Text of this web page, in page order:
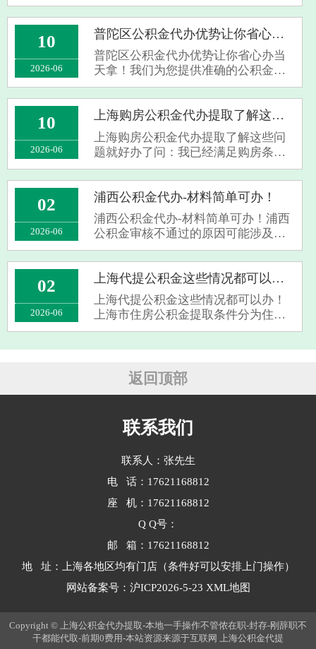
解决与公积金代办相关的问题；提供
公积金代办咨询、申请、代办、注销
等服务；提供公积金申请、还款等咨
询服务；提供公积金转移、封存、销
户等服务。···
10
2026-06
普陀区公积金代办优势让你省心办当天拿！
普陀区公积金代办优势让你省心办当
天拿！我们为您提供准确的公积金代
取管理规定信息，包括政策解读、申
请指南、常见问题解答等。同时，我
们还提供以下服务优势：我们致力于
为用户提供简单易懂的信息和解答，
帮助用户···
10
2026-06
上海购房公积金代办提取了解这些问题就好办了
上海购房公积金代办提取了解这些问
题就好办了问：我已经满足购房条
件，可以代取公积金吗？答：是的，
如果您购买了第一套住房，您可以按
照规定代取公积金。问：我已经退休
了，可以提取公积金吗？答：可以，
退休后可以···
02
2026-06
浦西公积金代办-材料简单可办！
浦西公积金代办-材料简单可办！浦西
公积金审核不通过的原因可能涉及申
请或提取业务：浦西公积金审核不通
过的主要原因‌：‌家庭在范围内已使用
两次及以上公积金，或存在未结清的
公积金。‌家庭在浦西市行政区域内已
有···
02
2026-06
上海代提公积金这些情况都可以办！
上海代提公积金这些情况都可以办！
上海市住房公积金提取条件分为住房
消费类，住房消费类提取条件（需用
用住房或使用但申请支付首付款。‌‌房
屋需在···
返回顶部
联系我们
联系人：张先生
电 话：17621168812
座 机：17621168812
Q Q号：
邮 箱：17621168812
地 址：上海各地区均有门店（条件好可以安排上门操作）
网站备案号： 沪ICP2026-5-23 XML地图
Copyright © 上海公积金代办提取-本地一手操作不管侬在职-封存-刚辞职不
干都能代取-前期0费用-本站资源来源于互联网 上海公积金代提